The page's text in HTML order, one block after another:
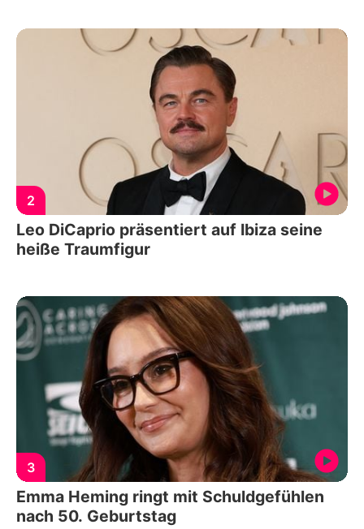
2
Leo DiCaprio präsentiert auf Ibiza seine
heiße Traumfigur
3
Emma Heming ringt mit Schuldgefühlen
nach 50. Geburtstag